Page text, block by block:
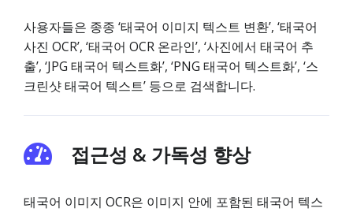
사용자들은 종종 ‘태국어 이미지 텍스트 변환’, ‘태국어
사진 OCR’, ‘태국어 OCR 온라인’, ‘사진에서 태국어 추
출’, ‘JPG 태국어 텍스트화’, ‘PNG 태국어 텍스트화’, ‘스
크린샷 태국어 텍스트’ 등으로 검색합니다.
접근성 & 가독성 향상
태국어 이미지 OCR은 이미지 안에 포함된 태국어 텍스